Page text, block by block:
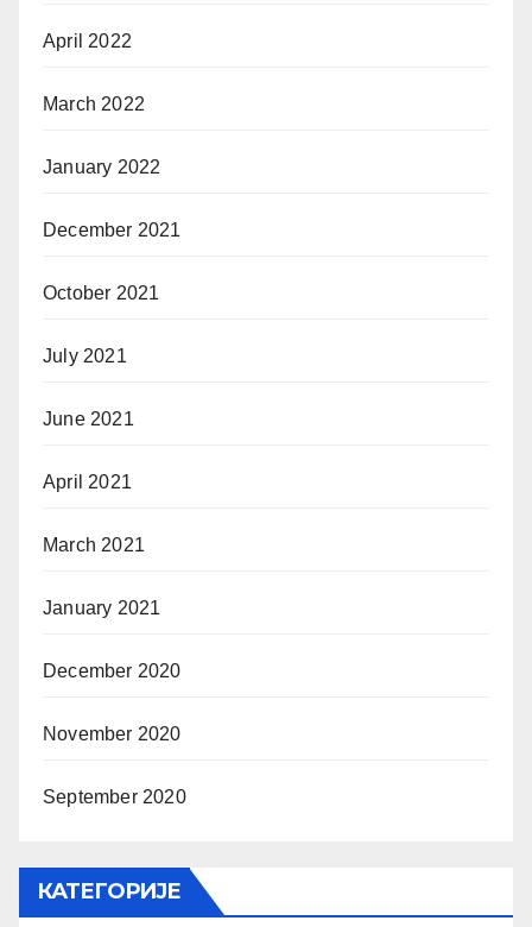
April 2022
March 2022
January 2022
December 2021
October 2021
July 2021
June 2021
April 2021
March 2021
January 2021
December 2020
November 2020
September 2020
КАТЕГОРИЈЕ